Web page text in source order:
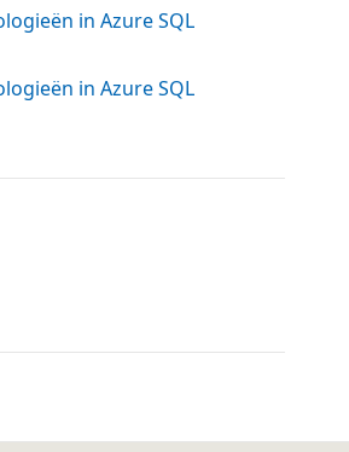
in Azure SQL
in Azure SQL